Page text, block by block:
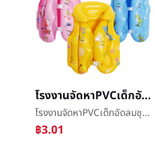
โรงงานจัดหาPVCเด็กอัดลมชุดว่ายน้ำเด็กเสื้อชูชีพการพยุงราคาเสื้อกั๊กสามารถระบบโรงงานโดยตรง
โรงงานจัดหาPVCเด็กอัดลมชุดว่ายน้ำเด็กเสื้อชูชีพการพยุงราคาเสื้อกั๊กสามารถระบบโรงงานโดยตรง
฿3.01